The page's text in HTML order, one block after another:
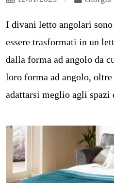
I divani letto angolari
essere trasformati in un
dalla forma ad angolo da
loro forma ad angolo, oltre
adattarsi meglio agli